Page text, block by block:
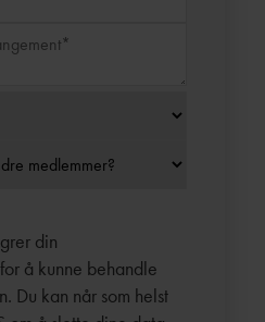
din
å kunne behandle
Du kan når som helst